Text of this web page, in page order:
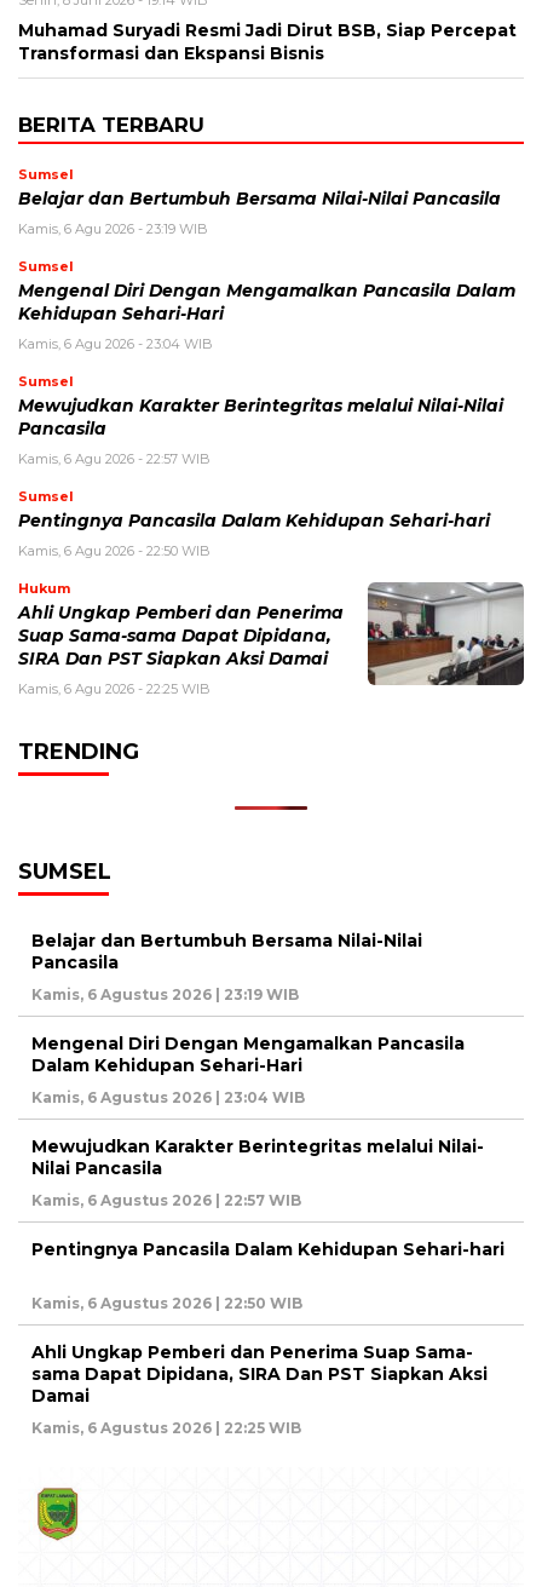
Muhamad Suryadi Resmi Jadi Dirut BSB, Siap Percepat
Transformasi dan Ekspansi Bisnis
BERITA TERBARU
Sumsel
Belajar dan Bertumbuh Bersama Nilai-Nilai Pancasila
Kamis, 6 Agu 2026 - 23:19 WIB
Sumsel
Mengenal Diri Dengan Mengamalkan Pancasila Dalam
Kehidupan Sehari-Hari
Kamis, 6 Agu 2026 - 23:04 WIB
Sumsel
Mewujudkan Karakter Berintegritas melalui Nilai-Nilai
Pancasila
Kamis, 6 Agu 2026 - 22:57 WIB
Sumsel
Pentingnya Pancasila Dalam Kehidupan Sehari-hari
Kamis, 6 Agu 2026 - 22:50 WIB
Hukum
Ahli Ungkap Pemberi dan Penerima
Suap Sama-sama Dapat Dipidana,
SIRA Dan PST Siapkan Aksi Damai
Kamis, 6 Agu 2026 - 22:25 WIB
TRENDING
SUMSEL
Belajar dan Bertumbuh Bersama Nilai-Nilai
Pancasila
Kamis, 6 Agustus 2026 | 23:19 WIB
Mengenal Diri Dengan Mengamalkan Pancasila
Dalam Kehidupan Sehari-Hari
Kamis, 6 Agustus 2026 | 23:04 WIB
Mewujudkan Karakter Berintegritas melalui Nilai-
Nilai Pancasila
Kamis, 6 Agustus 2026 | 22:57 WIB
Pentingnya Pancasila Dalam Kehidupan Sehari-hari
Kamis, 6 Agustus 2026 | 22:50 WIB
Ahli Ungkap Pemberi dan Penerima Suap Sama-
sama Dapat Dipidana, SIRA Dan PST Siapkan Aksi
Damai
Kamis, 6 Agustus 2026 | 22:25 WIB